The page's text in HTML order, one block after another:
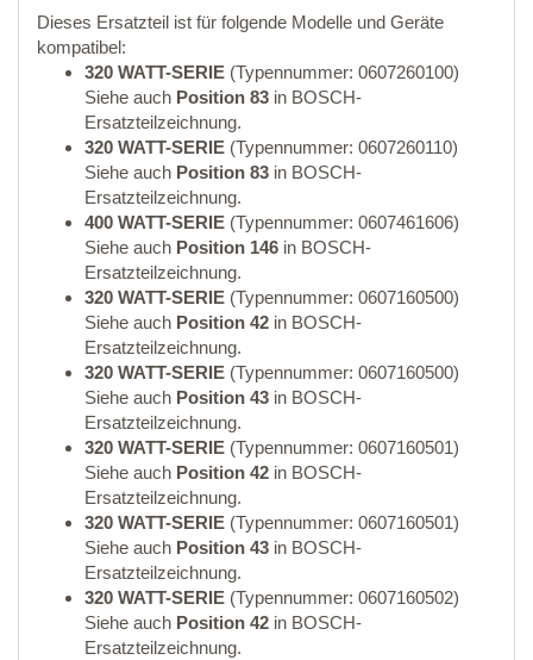
Dieses Ersatzteil ist für folgende Modelle und Geräte
kompatibel:
320 WATT-SERIE (Typennummer: 0607260100)
Siehe auch Position 83 in BOSCH-
Ersatzteilzeichnung.
320 WATT-SERIE (Typennummer: 0607260110)
Siehe auch Position 83 in BOSCH-
Ersatzteilzeichnung.
400 WATT-SERIE (Typennummer: 0607461606)
Siehe auch Position 146 in BOSCH-
Ersatzteilzeichnung.
320 WATT-SERIE (Typennummer: 0607160500)
Siehe auch Position 42 in BOSCH-
Ersatzteilzeichnung.
320 WATT-SERIE (Typennummer: 0607160500)
Siehe auch Position 43 in BOSCH-
Ersatzteilzeichnung.
320 WATT-SERIE (Typennummer: 0607160501)
Siehe auch Position 42 in BOSCH-
Ersatzteilzeichnung.
320 WATT-SERIE (Typennummer: 0607160501)
Siehe auch Position 43 in BOSCH-
Ersatzteilzeichnung.
320 WATT-SERIE (Typennummer: 0607160502)
Siehe auch Position 42 in BOSCH-
Ersatzteilzeichnung.